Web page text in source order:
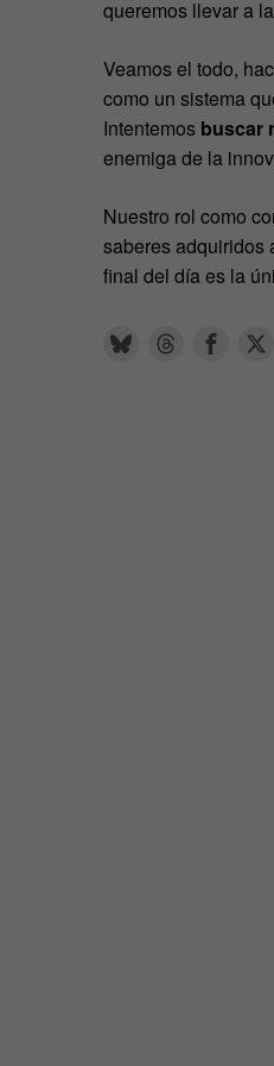
queremos llevar a
Veamos el todo,
como un sistema
Intentemos buscar
enemiga de la
Nuestro rol como
saberes adquiridos
final del día es la